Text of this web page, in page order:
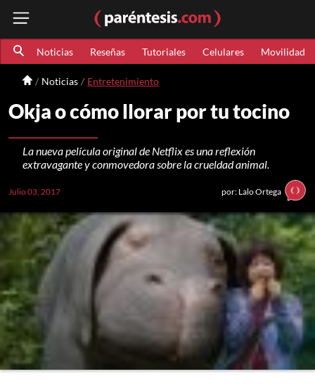
Noticias Reseñas Tutoriales Celulares Movilidad
Noticias Entretenimiento
Okja o cómo llorar por tu tocino
La nueva película original de Netflix es una reflexión
extravagante y conmovedora sobre la crueldad animal.
Julio 03, 2017 por: Lalo Ortega